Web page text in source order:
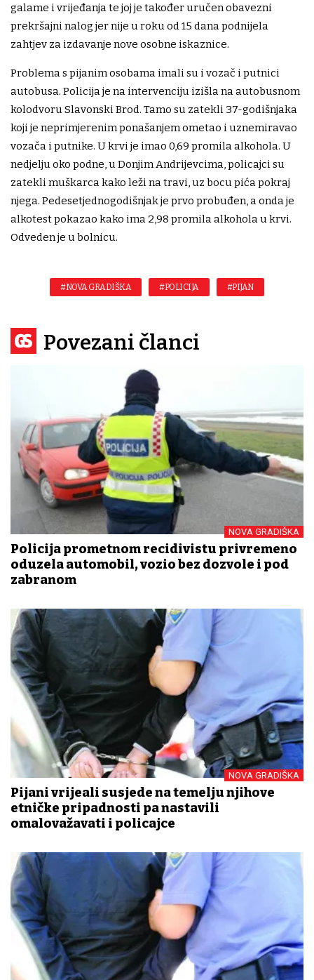
galame i vrijeđanja te joj je također uručen obavezni
prekršajni nalog jer nije u roku od 15 dana podnijela
zahtjev za izdavanje nove osobne iskaznice.
Problema s pijanim osobama imali su i vozač i putnici
autobusa. Policija je na intervenciju izišla na autobusnom
kolodvoru Slavonski Brod. Tamo su zatekli 37-godišnjaka
koji je neprimjerenim ponašanjem ometao i uznemiravao
vozača i putnike. U krvi je imao 0,69 promila alkohola. U
nedjelju oko podne, u Donjim Andrijevcima, policajci su
zatekli muškarca kako leži na travi, uz bocu pića pokraj
njega. Pedesetjednogodišnjak je prvo probuđen, a onda je
alkotest pokazao kako ima 2,98 promila alkohola u krvi.
Odveden je u bolnicu.
#NOVA GRADIŠKA #POLICIJA #PIJAN
Povezani članci
NOVA GRADIŠKA
Policija prometnom recidivistu privremeno
oduzela automobil, vozio bez dozvole i pod
zabranom
NOVA GRADIŠKA
Pijani vrijeđali susjede na temelju njihove
etničke pripadnosti pa nastavili
omalovažavati i policajce